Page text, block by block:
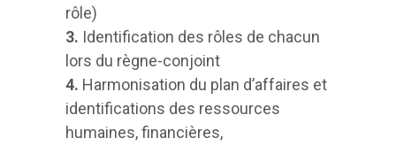
rôle)
3. Identification des rôles de chacun
lors du règne-conjoint
4. Harmonisation du plan d’affaires et
identifications des ressources
humaines, financières,